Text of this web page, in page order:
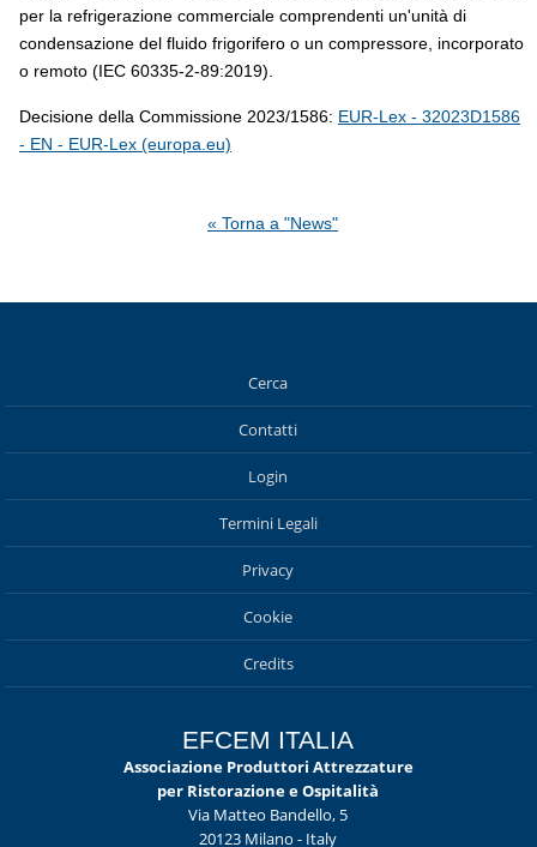
per la refrigerazione commerciale comprendenti un'unità di
condensazione del fluido frigorifero o un compressore, incorporato
o remoto (IEC 60335-2-89:2019).
Decisione della Commissione 2023/1586: EUR-Lex - 32023D1586
- EN - EUR-Lex (europa.eu)
« Torna a "News"
Cerca
Contatti
Login
Termini Legali
Privacy
Cookie
Credits
EFCEM ITALIA
Associazione Produttori Attrezzature
per Ristorazione e Ospitalità
Via Matteo Bandello, 5
20123 Milano - Italy